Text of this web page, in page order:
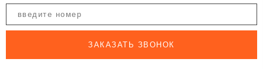
ЗАКАЗАТЬ ЗВОНОК